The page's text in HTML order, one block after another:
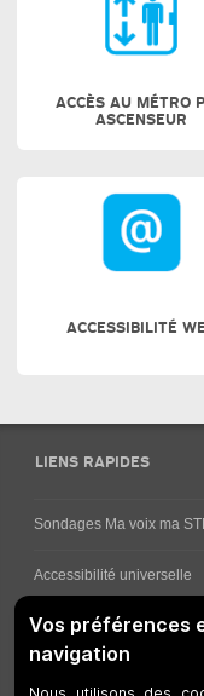
ACCÈS AU MÉTRO
ASCENSEUR
ACCESSIBILITÉ
LIENS RAPIDES
Sondages Ma voix ma
Accessibilité universelle
Comment obtenir vos